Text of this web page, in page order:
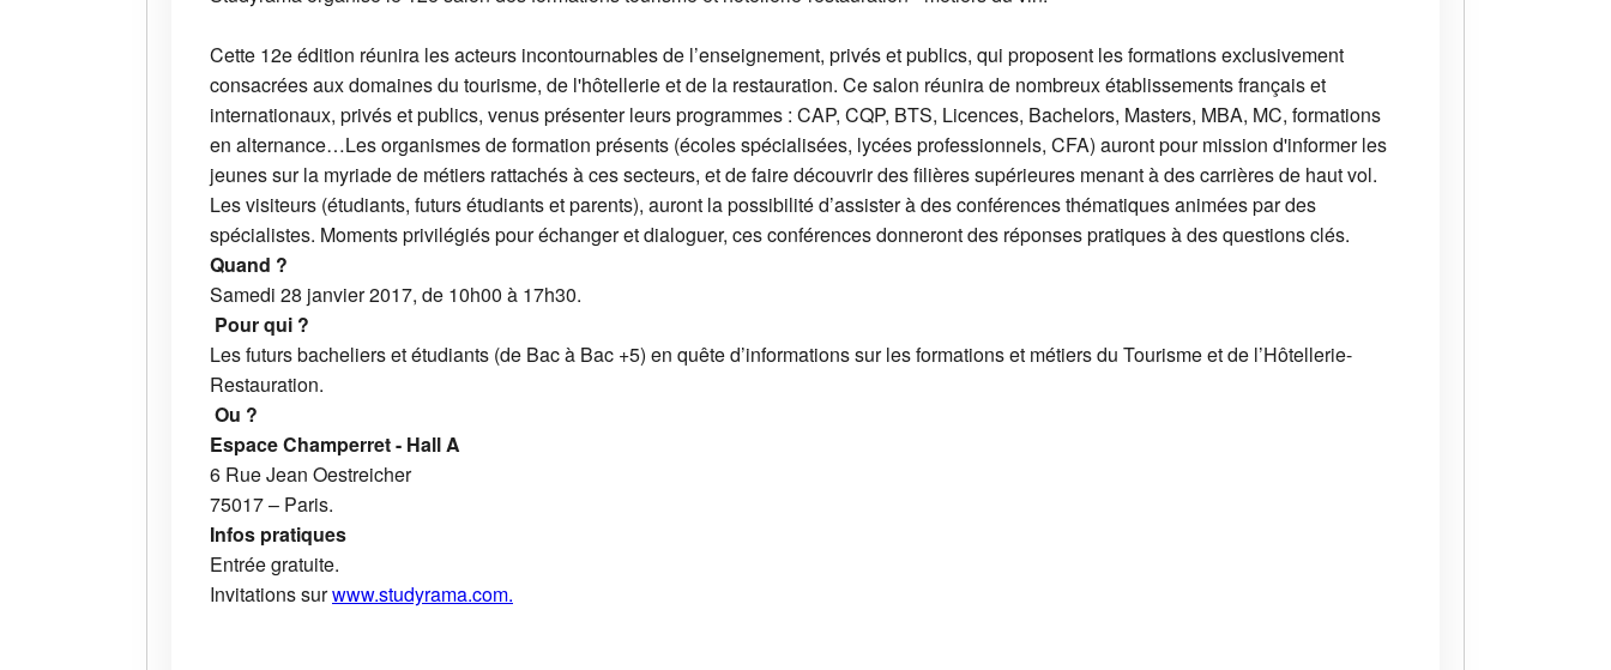
Cette 12e édition réunira les acteurs incontournables de l’enseignement, privés et publics, qui proposent les formations exclusivement
consacrées aux domaines du tourisme, de l'hôtellerie et de la restauration. Ce salon réunira de nombreux établissements français et
internationaux, privés et publics, venus présenter leurs programmes : CAP, CQP, BTS, Licences, Bachelors, Masters, MBA, MC, formations
en alternance…Les organismes de formation présents (écoles spécialisées, lycées professionnels, CFA) auront pour mission d'informer les
jeunes sur la myriade de métiers rattachés à ces secteurs, et de faire découvrir des filières supérieures menant à des carrières de haut vol.
Les visiteurs (étudiants, futurs étudiants et parents), auront la possibilité d’assister à des conférences thématiques animées par des
spécialistes. Moments privilégiés pour échanger et dialoguer, ces conférences donneront des réponses pratiques à des questions clés.
Quand ?
Samedi 28 janvier 2017, de 10h00 à 17h30.
Pour qui ?
Les futurs bacheliers et étudiants (de Bac à Bac +5) en quête d’informations sur les formations et métiers du Tourisme et de l’Hôtellerie-
Restauration.
Ou ?
Espace Champerret - Hall A
6 Rue Jean Oestreicher
75017 – Paris.
Infos pratiques
Entrée gratuite.
Invitations surwww.studyrama.com.